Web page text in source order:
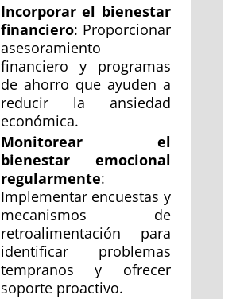
Incorporar el bienestar
financiero: Proporcionar
asesoramiento
financiero y programas
de ahorro que ayuden a
reducir la ansiedad
económica.
Monitorear el
bienestar emocional
regularmente:
Implementar encuestas y
mecanismos de
retroalimentación para
identificar problemas
tempranos y ofrecer
soporte proactivo.